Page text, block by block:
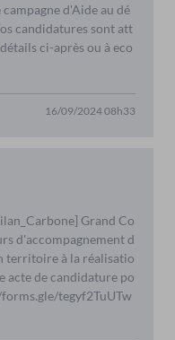
d'Aide au dé
candidatures sont att
ci-après ou à eco
16/09/2024 08h33
Grand Co
d'accompagnement d
territoire à la réalisatio
acte de candidature po
tegyf2TuUTw